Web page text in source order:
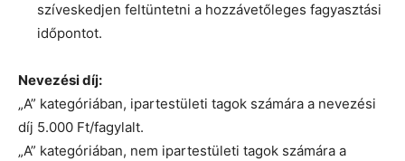
szíveskedjen feltüntetni a hozzávetőleges fagyasztási
időpontot.
Nevezési díj:
„A” kategóriában, ipartestületi tagok számára a nevezési
díj 5.000 Ft/fagylalt.
„A” kategóriában, nem ipartestületi tagok számára a